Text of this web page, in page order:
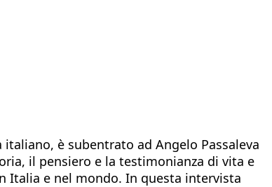
è subentrato ad Angelo Passaleva
il pensiero e la testimonianza di vita e
Italia e nel mondo. In questa intervista